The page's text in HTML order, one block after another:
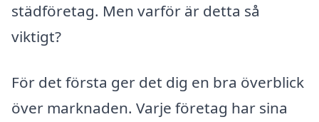
städföretag. Men varför är detta så
viktigt?
För det första ger det dig en bra överblick
över marknaden. Varje företag har sina